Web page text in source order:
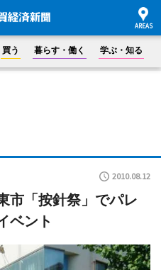
買う 暮らす・働く 学ぶ・知る
2010.08.12
市「按針祭」でパレ
ベント